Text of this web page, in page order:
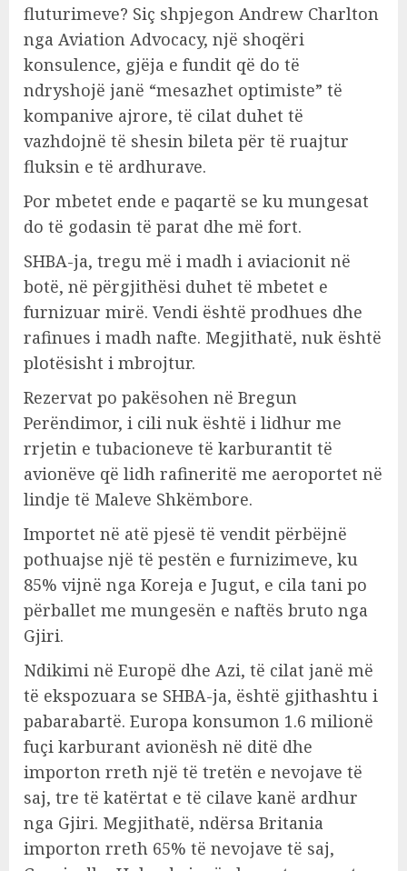
fluturimeve? Siç shpjegon Andrew Charlton
nga Aviation Advocacy, një shoqëri
konsulence, gjëja e fundit që do të
ndryshojë janë “mesazhet optimiste” të
kompanive ajrore, të cilat duhet të
vazhdojnë të shesin bileta për të ruajtur
fluksin e të ardhurave.
Por mbetet ende e paqartë se ku mungesat
do të godasin të parat dhe më fort.
SHBA-ja, tregu më i madh i aviacionit në
botë, në përgjithësi duhet të mbetet e
furnizuar mirë. Vendi është prodhues dhe
rafinues i madh nafte. Megjithatë, nuk është
plotësisht i mbrojtur.
Rezervat po pakësohen në Bregun
Perëndimor, i cili nuk është i lidhur me
rrjetin e tubacioneve të karburantit të
avionëve që lidh rafineritë me aeroportet në
lindje të Maleve Shkëmbore.
Importet në atë pjesë të vendit përbëjnë
pothuajse një të pestën e furnizimeve, ku
85% vijnë nga Koreja e Jugut, e cila tani po
përballet me mungesën e naftës bruto nga
Gjiri.
Ndikimi në Europë dhe Azi, të cilat janë më
të ekspozuara se SHBA-ja, është gjithashtu i
pabarabartë. Europa konsumon 1.6 milionë
fuçi karburant avionësh në ditë dhe
importon rreth një të tretën e nevojave të
saj, tre të katërtat e të cilave kanë ardhur
nga Gjiri. Megjithatë, ndërsa Britania
importon rreth 65% të nevojave të saj,